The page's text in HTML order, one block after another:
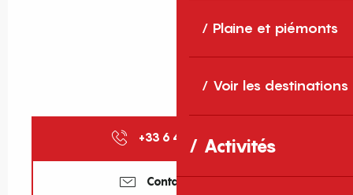
Plaine et piémonts
Voir les destinations
Activités
+33 6 46 47 06 ▒▒
Contactez-nous